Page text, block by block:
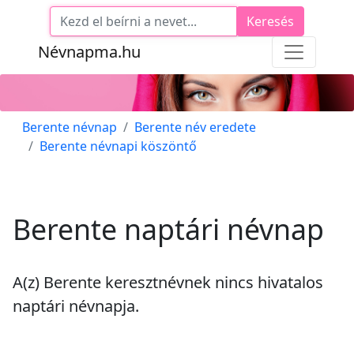
Névnapma.hu
Keresés
Berente névnap
Berente név eredete
Berente névnapi köszöntő
Berente naptári névnap
A(z) Berente keresztnévnek nincs hivatalos
naptári névnapja.